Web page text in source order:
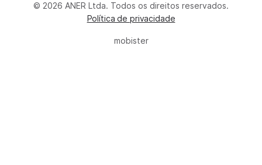
© 2026 ANER Ltda. Todos os direitos reservados.
Política de privacidade
mobister